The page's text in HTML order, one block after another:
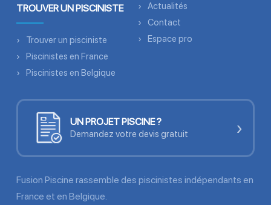
TROUVER UN PISCINISTE
Trouver un pisciniste
Piscinistes en France
Piscinistes en Belgique
Actualités
Contact
Espace pro
UN PROJET PISCINE ?
Demandez votre devis gratuit ›
Fusion Piscine rassemble des piscinistes indépendants en
France et en Belgique.